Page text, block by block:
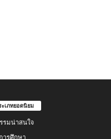
ะเภทยอดนิยม
รมน่าสนใจ
ารศึกษา